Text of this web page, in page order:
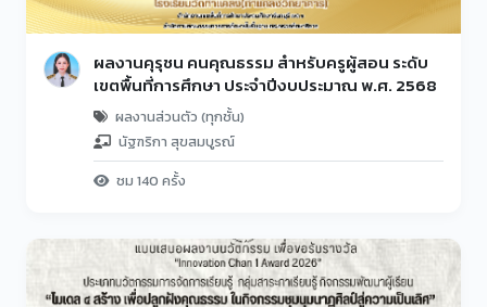
ผลงานคุรุชน คนคุณธรรม สำหรับครูผู้สอน ระดับ
เขตพื้นที่การศึกษา ประจำปีงบประมาณ พ.ศ. 2568
ผลงานส่วนตัว (ทุกชั้น)
นัฐฑริกา สุขสมบูรณ์
ชม 140 ครั้ง